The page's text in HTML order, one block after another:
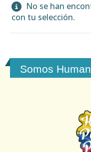
No se han
con tu selección.
Somos